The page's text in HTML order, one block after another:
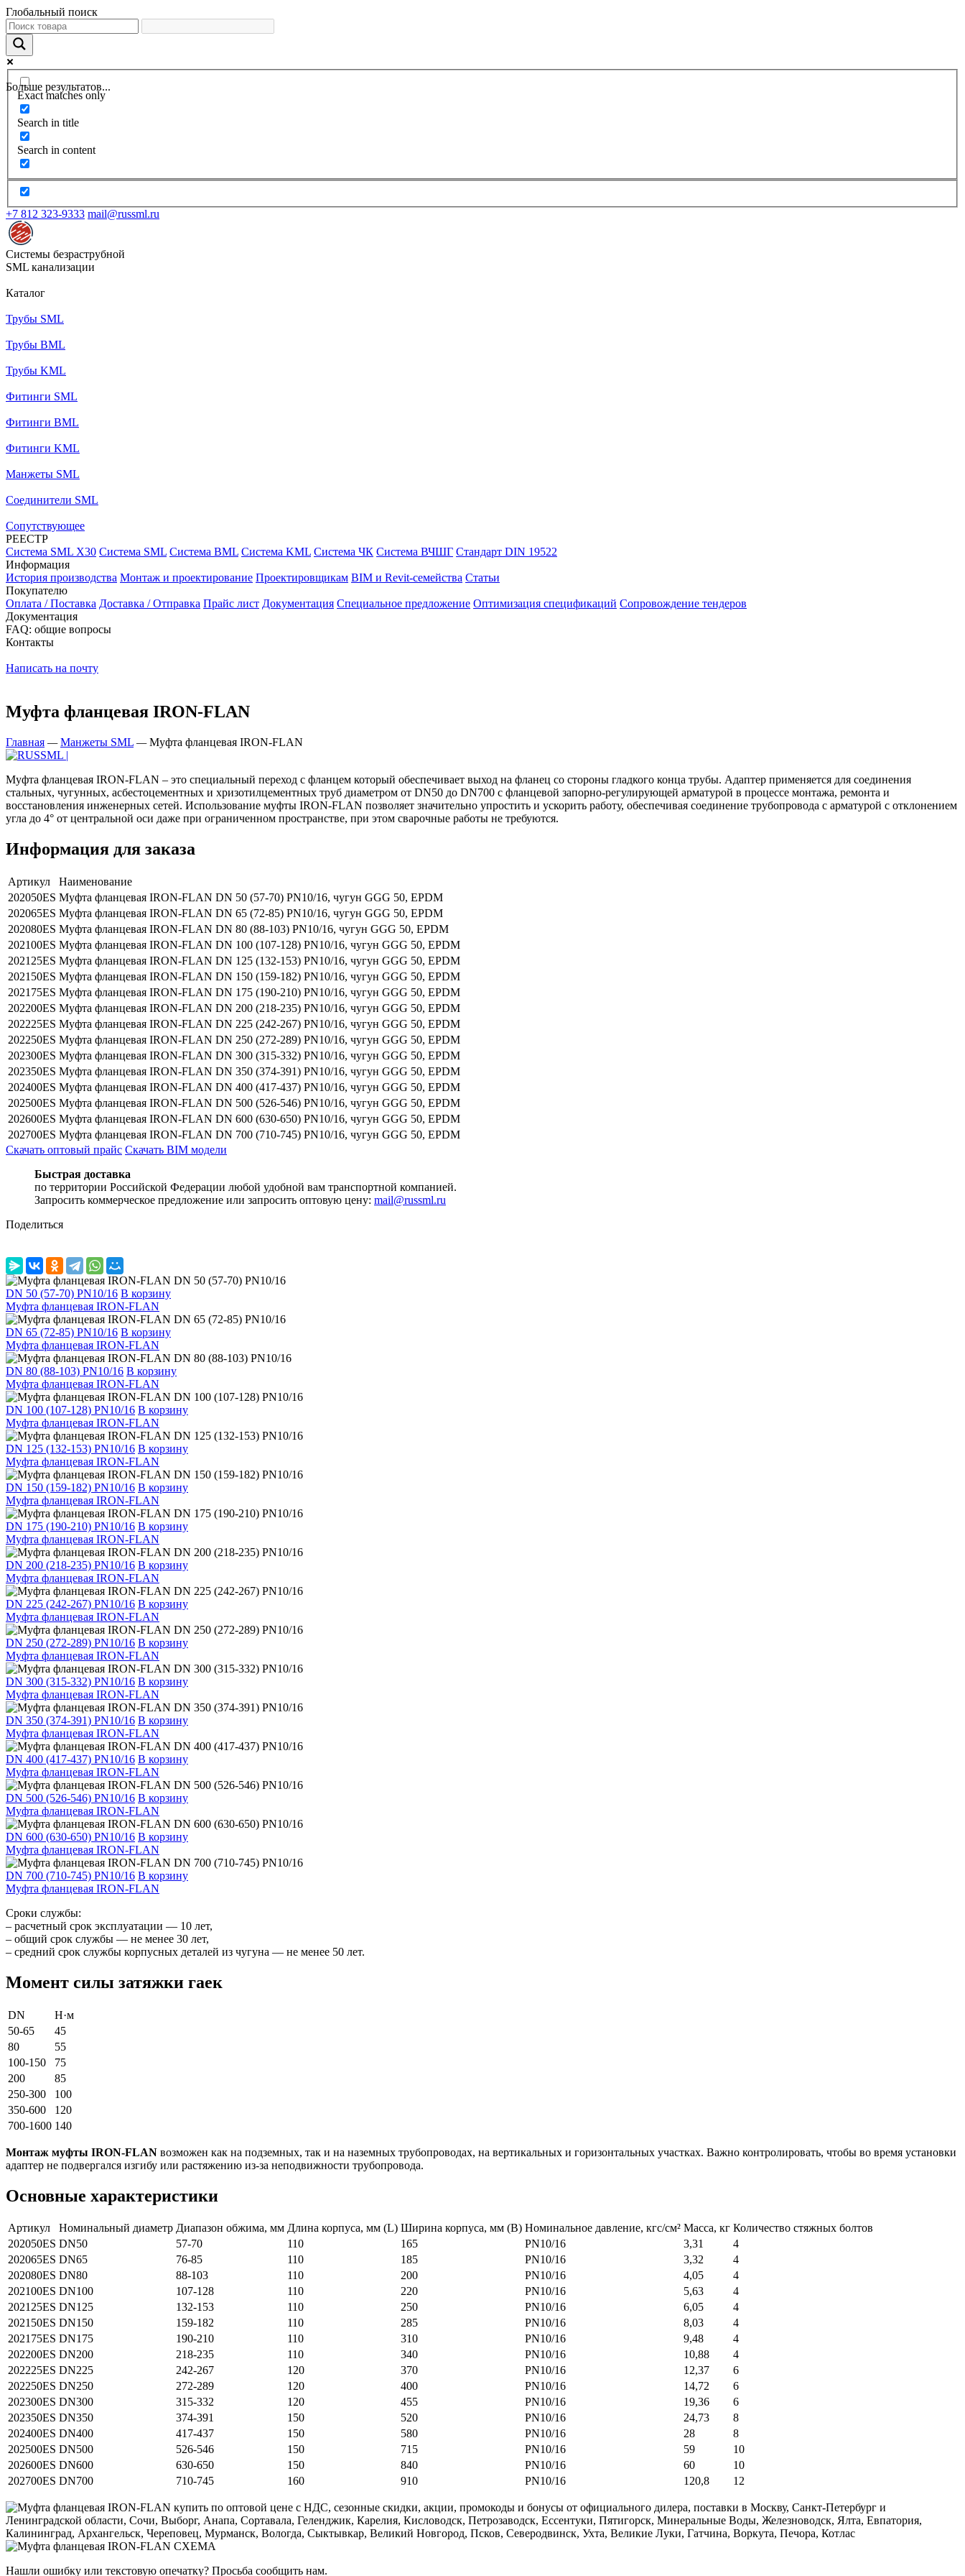
Глобальный поиск
Больше результатов...
Exact matches only
Search in title
Search in content
+7 812 323-9333 mail@russml.ru
Системы безраструбной
SML канализации
Каталог
Трубы SML
Трубы BML
Трубы KML
Фитинги SML
Фитинги BML
Фитинги KML
Манжеты SML
Соединители SML
Сопутствующее
РЕЕСТР
Система SML X30 Система SML Система BML Система KML Система ЧК Система ВЧШГ Стандарт DIN 19522
Информация
История производства Монтаж и проектирование Проектировщикам BIM и Revit-семейства Статьи
Покупателю
Оплата / Поставка Доставка / Отправка Прайс лист Документация Специальное предложение Оптимизация спецификаций Сопровождение тендеров
Документация
FAQ: общие вопросы
Контакты
Написать на почту
Муфта фланцевая IRON-FLAN
Главная — Манжеты SML — Муфта фланцевая IRON-FLAN
Муфта фланцевая IRON-FLAN – это специальный переход с фланцем который обеспечивает выход на фланец со стороны гладкого конца трубы. Адаптер применяется для соединения
стальных, чугунных, асбестоцементных и хризотилцементных труб диаметром от DN50 до DN700 с фланцевой запорно-регулирующей арматурой в процессе монтажа, ремонта и
восстановления инженерных сетей. Использование муфты IRON-FLAN позволяет значительно упростить и ускорить работу, обеспечивая соединение трубопровода с арматурой с отклонением
угла до 4° от центральной оси даже при ограниченном пространстве, при этом сварочные работы не требуются.
Информация для заказа
Артикул
Наименование
202050ES Муфта фланцевая IRON-FLAN DN 50 (57-70) PN10/16, чугун GGG 50, EPDM
202065ES Муфта фланцевая IRON-FLAN DN 65 (72-85) PN10/16, чугун GGG 50, EPDM
202080ES Муфта фланцевая IRON-FLAN DN 80 (88-103) PN10/16, чугун GGG 50, EPDM
202100ES Муфта фланцевая IRON-FLAN DN 100 (107-128) PN10/16, чугун GGG 50, EPDM
202125ES Муфта фланцевая IRON-FLAN DN 125 (132-153) PN10/16, чугун GGG 50, EPDM
202150ES Муфта фланцевая IRON-FLAN DN 150 (159-182) PN10/16, чугун GGG 50, EPDM
202175ES Муфта фланцевая IRON-FLAN DN 175 (190-210) PN10/16, чугун GGG 50, EPDM
202200ES Муфта фланцевая IRON-FLAN DN 200 (218-235) PN10/16, чугун GGG 50, EPDM
202225ES Муфта фланцевая IRON-FLAN DN 225 (242-267) PN10/16, чугун GGG 50, EPDM
202250ES Муфта фланцевая IRON-FLAN DN 250 (272-289) PN10/16, чугун GGG 50, EPDM
202300ES Муфта фланцевая IRON-FLAN DN 300 (315-332) PN10/16, чугун GGG 50, EPDM
202350ES Муфта фланцевая IRON-FLAN DN 350 (374-391) PN10/16, чугун GGG 50, EPDM
202400ES Муфта фланцевая IRON-FLAN DN 400 (417-437) PN10/16, чугун GGG 50, EPDM
202500ES Муфта фланцевая IRON-FLAN DN 500 (526-546) PN10/16, чугун GGG 50, EPDM
202600ES Муфта фланцевая IRON-FLAN DN 600 (630-650) PN10/16, чугун GGG 50, EPDM
202700ES Муфта фланцевая IRON-FLAN DN 700 (710-745) PN10/16, чугун GGG 50, EPDM
Скачать оптовый прайс Скачать BIM модели
Быстрая доставка
по территории Российской Федерации любой удобной вам транспортной компанией.
Запросить коммерческое предложение или запросить оптовую цену: mail@russml.ru
Поделиться
DN 50 (57-70) PN10/16 В корзину
Муфта фланцевая IRON-FLAN
DN 65 (72-85) PN10/16 В корзину
Муфта фланцевая IRON-FLAN
DN 80 (88-103) PN10/16 В корзину
Муфта фланцевая IRON-FLAN
DN 100 (107-128) PN10/16 В корзину
Муфта фланцевая IRON-FLAN
DN 125 (132-153) PN10/16 В корзину
Муфта фланцевая IRON-FLAN
DN 150 (159-182) PN10/16 В корзину
Муфта фланцевая IRON-FLAN
DN 175 (190-210) PN10/16 В корзину
Муфта фланцевая IRON-FLAN
DN 200 (218-235) PN10/16 В корзину
Муфта фланцевая IRON-FLAN
DN 225 (242-267) PN10/16 В корзину
Муфта фланцевая IRON-FLAN
DN 250 (272-289) PN10/16 В корзину
Муфта фланцевая IRON-FLAN
DN 300 (315-332) PN10/16 В корзину
Муфта фланцевая IRON-FLAN
DN 350 (374-391) PN10/16 В корзину
Муфта фланцевая IRON-FLAN
DN 400 (417-437) PN10/16 В корзину
Муфта фланцевая IRON-FLAN
DN 500 (526-546) PN10/16 В корзину
Муфта фланцевая IRON-FLAN
DN 600 (630-650) PN10/16 В корзину
Муфта фланцевая IRON-FLAN
DN 700 (710-745) PN10/16 В корзину
Муфта фланцевая IRON-FLAN
Сроки службы:
– расчетный срок эксплуатации — 10 лет,
– общий срок службы — не менее 30 лет,
– средний срок службы корпусных деталей из чугуна — не менее 50 лет.
Момент силы затяжки гаек
DN
Н·м
50-65
45
80
55
100-150
75
200
85
250-300
100
350-600
120
700-1600 140
Монтаж муфты IRON-FLAN возможен как на подземных, так и на наземных трубопроводах, на вертикальных и горизонтальных участках. Важно контролировать, чтобы во время установки
адаптер не подвергался изгибу или растяжению из-за неподвижности трубопровода.
Основные характеристики
Артикул Номинальный диаметр Диапазон обжима, мм Длина корпуса, мм (L) Ширина корпуса, мм (B) Номинальное давление, кгс/см² Масса, кг Количество стяжных болтов
202050ES DN50 57-70 110 165 PN10/16 3,31
4
202065ES DN65 76-85 110 185 PN10/16 3,32
4
202080ES DN80 88-103 110 200 PN10/16 4,05
4
202100ES DN100 107-128 110 220 PN10/16 5,63
4
202125ES DN125 132-153 110 250 PN10/16 6,05
4
202150ES DN150 159-182 110 285 PN10/16 8,03
4
202175ES DN175 190-210 110 310 PN10/16 9,48
4
202200ES DN200 218-235 110 340 PN10/16 10,88
4
202225ES DN225 242-267 120 370 PN10/16 12,37
6
202250ES DN250 272-289 120 400 PN10/16 14,72
6
202300ES DN300 315-332 120 455 PN10/16 19,36
6
202350ES DN350 374-391 150 520 PN10/16 24,73
8
202400ES DN400 417-437 150 580 PN10/16 28
8
202500ES DN500 526-546 150 715 PN10/16 59
10
202600ES DN600 630-650 150 840 PN10/16 60
10
202700ES DN700 710-745 160 910 PN10/16 120,8 12
Нашли ошибку или текстовую опечатку? Просьба сообщить нам.